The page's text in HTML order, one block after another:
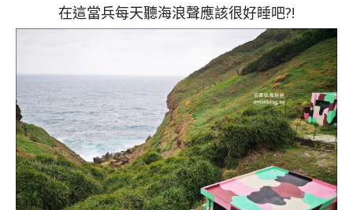
在這當兵每天聽海浪聲應該很好睡吧?!